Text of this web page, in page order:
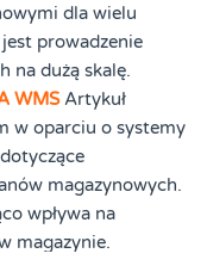
dla wielu
prowadzenie
na dużą skalę.
WMSArtykuł
w oparciu o systemy
magazynowych.
wpływa na
magazynie.